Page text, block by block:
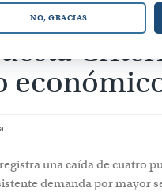
de
una caída de cuatro
demanda por mayor
NO, GRACIAS